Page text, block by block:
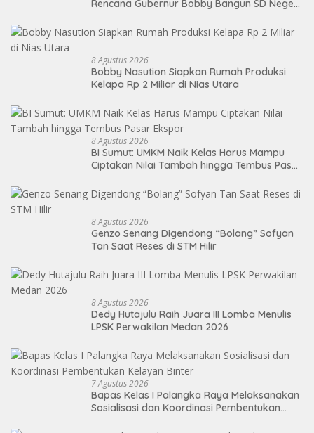
Rencana Gubernur Bobby Bangun SD Negeri
8 Agustus 2026
Bobby Nasution Siapkan Rumah Produksi
Kelapa Rp 2 Miliar di Nias Utara
8 Agustus 2026
BI Sumut: UMKM Naik Kelas Harus Mampu
Ciptakan Nilai Tambah hingga Tembus Pasar
8 Agustus 2026
Genzo Senang Digendong “Bolang” Sofyan
Tan Saat Reses di STM Hilir
8 Agustus 2026
Dedy Hutajulu Raih Juara III Lomba Menulis
LPSK Perwakilan Medan 2026
7 Agustus 2026
Bapas Kelas I Palangka Raya Melaksanakan
Sosialisasi dan Koordinasi Pembentukan